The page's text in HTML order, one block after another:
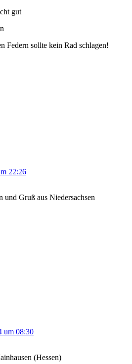
gut
Federn sollte kein Rad schlagen!
22:26
Gruß aus Niedersachsen
um 08:30
(Hessen)